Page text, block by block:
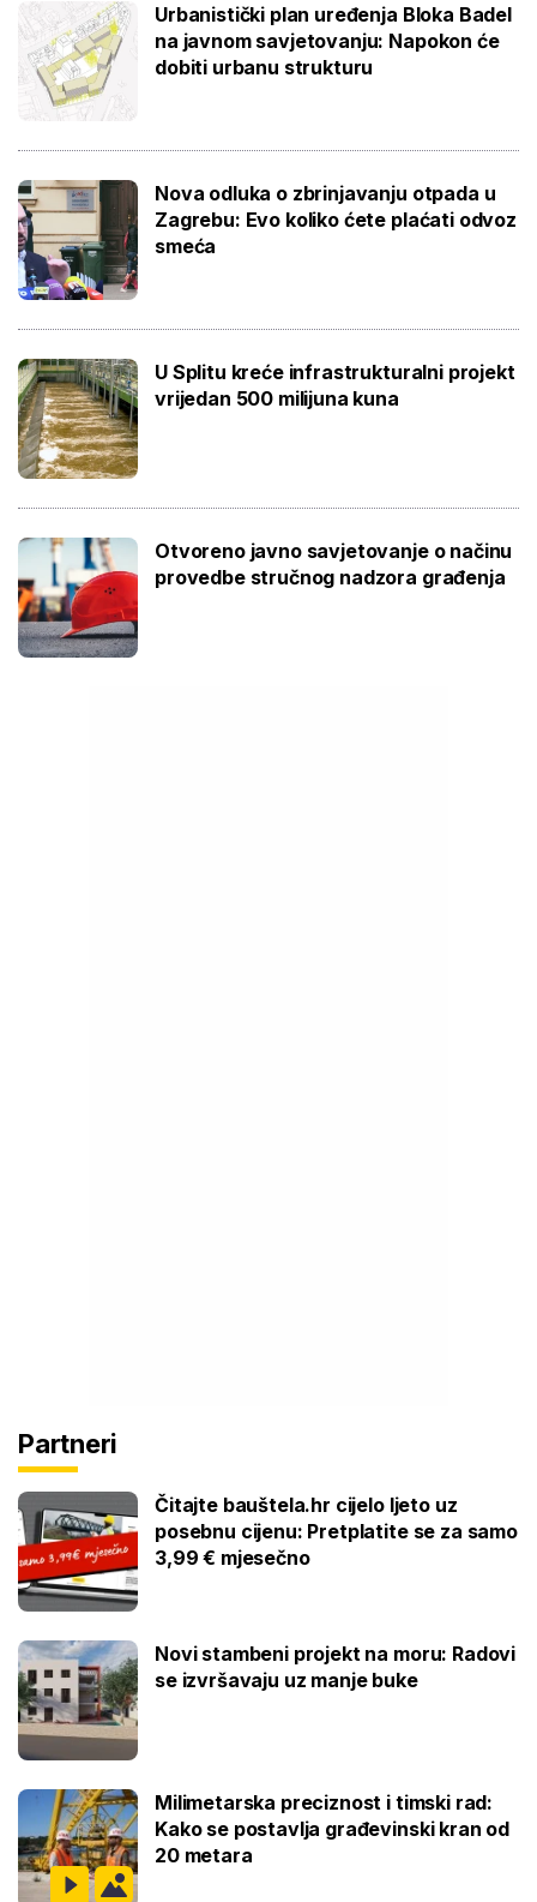
Urbanistički plan uređenja Bloka Badel
na javnom savjetovanju: Napokon će
dobiti urbanu strukturu
Nova odluka o zbrinjavanju otpada u
Zagrebu: Evo koliko ćete plaćati odvoz
smeća
U Splitu kreće infrastrukturalni projekt
vrijedan 500 milijuna kuna
Otvoreno javno savjetovanje o načinu
provedbe stručnog nadzora građenja
Partneri
Čitajte bauštela.hr cijelo ljeto uz
posebnu cijenu: Pretplatite se za samo
3,99 € mjesečno
Novi stambeni projekt na moru: Radovi
se izvršavaju uz manje buke
Milimetarska preciznost i timski rad:
Kako se postavlja građevinski kran od
20 metara